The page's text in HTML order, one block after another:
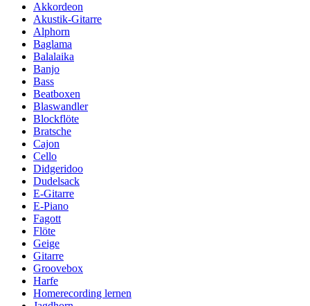
Akkordeon
Akustik-Gitarre
Alphorn
Baglama
Balalaika
Banjo
Bass
Beatboxen
Blaswandler
Blockflöte
Bratsche
Cajon
Cello
Didgeridoo
Dudelsack
E-Gitarre
E-Piano
Fagott
Flöte
Geige
Gitarre
Groovebox
Harfe
Homerecording lernen